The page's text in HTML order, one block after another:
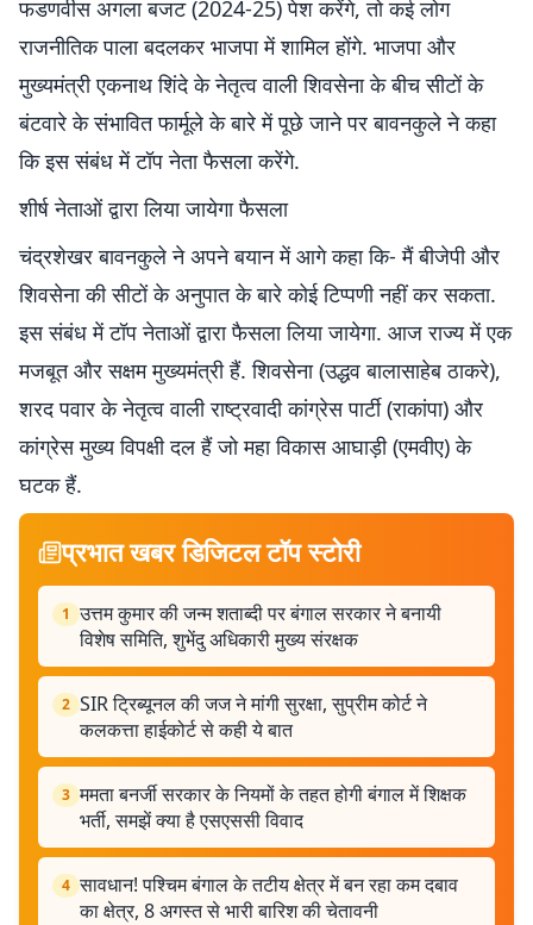
फडणवीस अगला बजट (2024-25) पेश करेंगे, तो कई लोग
राजनीतिक पाला बदलकर भाजपा में शामिल होंगे. भाजपा और
मुख्यमंत्री एकनाथ शिंदे के नेतृत्व वाली शिवसेना के बीच सीटों के
बंटवारे के संभावित फार्मूले के बारे में पूछे जाने पर बावनकुले ने कहा
कि इस संबंध में टॉप नेता फैसला करेंगे.
शीर्ष नेताओं द्वारा लिया जायेगा फैसला
चंद्रशेखर बावनकुले ने अपने बयान में आगे कहा कि- मैं बीजेपी और
शिवसेना की सीटों के अनुपात के बारे कोई टिप्पणी नहीं कर सकता.
इस संबंध में टॉप नेताओं द्वारा फैसला लिया जायेगा. आज राज्य में एक
मजबूत और सक्षम मुख्यमंत्री हैं. शिवसेना (उद्धव बालासाहेब ठाकरे),
शरद पवार के नेतृत्व वाली राष्ट्रवादी कांग्रेस पार्टी (राकांपा) और
कांग्रेस मुख्य विपक्षी दल हैं जो महा विकास आघाड़ी (एमवीए) के
घटक हैं.
प्रभात खबर डिजिटल टॉप स्टोरी
1 उत्तम कुमार की जन्म शताब्दी पर बंगाल सरकार ने बनायी
विशेष समिति, शुभेंदु अधिकारी मुख्य संरक्षक
2 SIR ट्रिब्यूनल की जज ने मांगी सुरक्षा, सुप्रीम कोर्ट ने
कलकत्ता हाईकोर्ट से कही ये बात
3 ममता बनर्जी सरकार के नियमों के तहत होगी बंगाल में शिक्षक
भर्ती, समझें क्या है एसएससी विवाद
4 सावधान! पश्चिम बंगाल के तटीय क्षेत्र में बन रहा कम दबाव
का क्षेत्र, 8 अगस्त से भारी बारिश की चेतावनी